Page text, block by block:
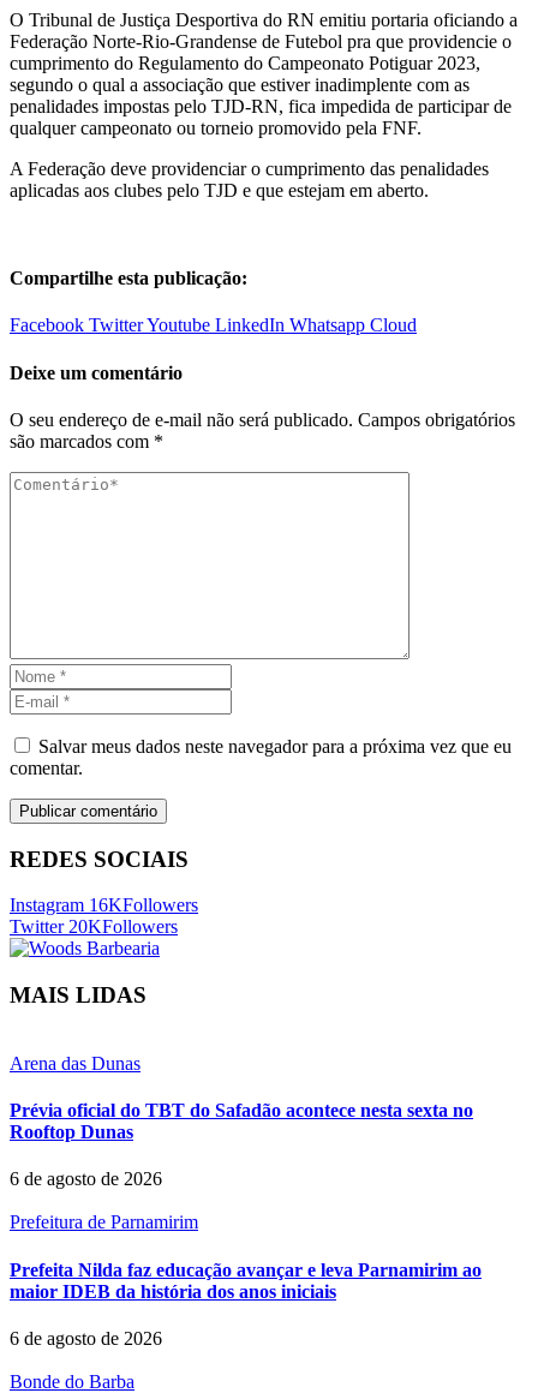
O Tribunal de Justiça Desportiva do RN emitiu portaria oficiando a
Federação Norte-Rio-Grandense de Futebol pra que providencie o
cumprimento do Regulamento do Campeonato Potiguar 2023,
segundo o qual a associação que estiver inadimplente com as
penalidades impostas pelo TJD-RN, fica impedida de participar de
qualquer campeonato ou torneio promovido pela FNF.
A Federação deve providenciar o cumprimento das penalidades
aplicadas aos clubes pelo TJD e que estejam em aberto.
Compartilhe esta publicação:
Facebook TwitterYoutube LinkedIn Whatsapp Cloud
Deixe um comentário
O seu endereço de e-mail não será publicado. Campos obrigatórios
são marcados com *
Salvar meus dados neste navegador para a próxima vez que eu
comentar.
REDES SOCIAIS
Instagram 16KFollowers
Twitter 20KFollowers
MAIS LIDAS
Arena das Dunas
Prévia oficial do TBT do Safadão acontece nesta sexta no
Rooftop Dunas
6 de agosto de 2026
Prefeitura de Parnamirim
Prefeita Nilda faz educação avançar e leva Parnamirim ao
maior IDEB da história dos anos iniciais
6 de agosto de 2026
Bonde do Barba